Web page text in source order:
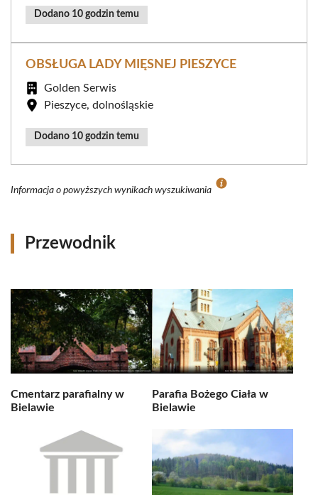
Dodano 10 godzin temu
OBSŁUGA LADY MIĘSNEJ PIESZYCE
Golden Serwis
Pieszyce, dolnośląskie
Dodano 10 godzin temu
Informacja o powyższych wynikach wyszukiwania
Przewodnik
Cmentarz parafialny w
Bielawie
Parafia Bożego Ciała w
Bielawie